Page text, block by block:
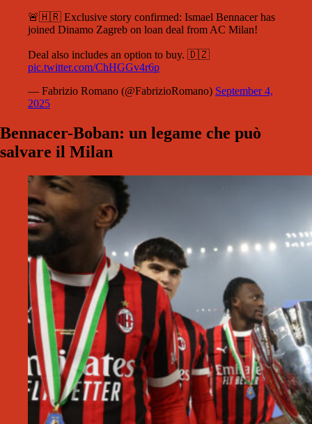
🚨🇭🇷 Exclusive story confirmed: Ismael Bennacer has
joined Dinamo Zagreb on loan deal from AC Milan!
Deal also includes an option to buy. 🇩🇿
pic.twitter.com/ChHGGv4r6p
— Fabrizio Romano (@FabrizioRomano) September 4,
2025
Bennacer-Boban: un legame che può
salvare il Milan